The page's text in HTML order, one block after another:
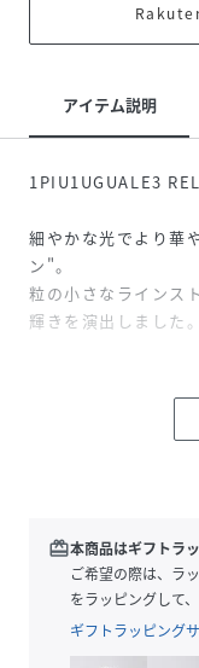
アイテム説明
1PIU1UGUALE3
細やかな光でより華
ン"。
粒の小さなラインス
輝きを演出しました。
綿の繊維に艶感やハ
豊かな光沢を生み出
き立てるアイテム。
着心地とビジュアル
1PIU1UGUALE3
redeem本商品はギフトラ
ご希望の際は、ラ
をラッピングして
ギフトラッピング